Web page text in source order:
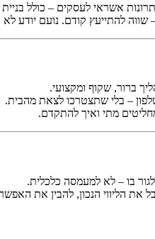
אשראי לעסקים – כולל בניית
להתייעץ קודם. נועם יודע
ברור, שקוף ומקצועי.
– בלי שתצטרכו לצאת מהבית.
מתי ואיך להתקדם.
בו – לא למעמסה כלכלית.
את הליווי הנכון, להבין את